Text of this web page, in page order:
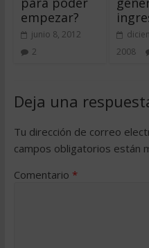
empezar?
junio 8, 2012
2
2008
Deja una
Tu dirección de correo
campos obligatorios están
Comentario *